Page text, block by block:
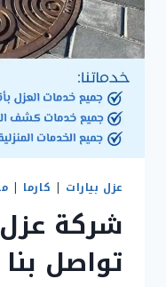
عزل بيارات | كارما |
شركة عزل
تواصل بنا